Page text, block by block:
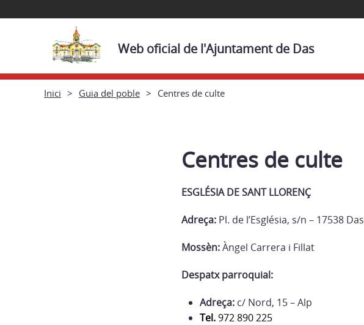
Web oficial de l'Ajuntament de Das
Inici Guia del poble Centres de culte
Centres de culte
ESGLÉSIA DE SANT LLORENÇ
Adreça: Pl. de l’Església, s/n – 17538 Das
Mossèn:Àngel Carrera i Fillat
Despatx parroquial:
Adreça: c/ Nord, 15 – Alp
Tel.972 890 225